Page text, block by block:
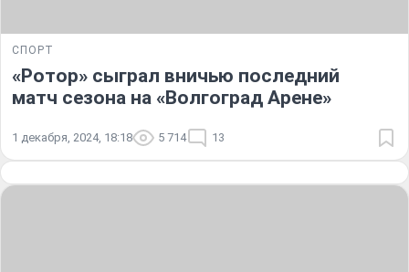
СПОРТ
«Ротор» сыграл вничью последний
матч сезона на «Волгоград Арене»
1 декабря, 2024, 18:18 5 714 13